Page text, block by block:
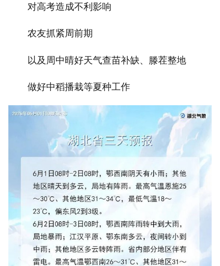
对高考造成不利影响
农友抓紧周前期
以及周中晴好天气查苗补缺、滕茬整地
做好中稻播栽等夏种工作